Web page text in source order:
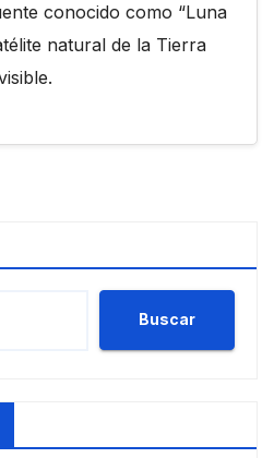
conocido como “Luna
natural de la Tierra
Buscar